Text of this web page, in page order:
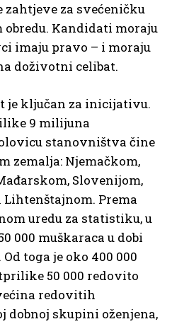
za svećeničku
Kandidati moraju
imaju pravo – i moraju
doživotni celibat.
je ključan za inicijativu.
9 milijuna
stanovništva čine
zemalja: Njemačkom,
Slovenijom,
Prema
uredu za statistiku, u
000 muškaraca u dobi
toga je oko 400 000
50 000 redovito
redovitih
dobnoj skupini oženjena,